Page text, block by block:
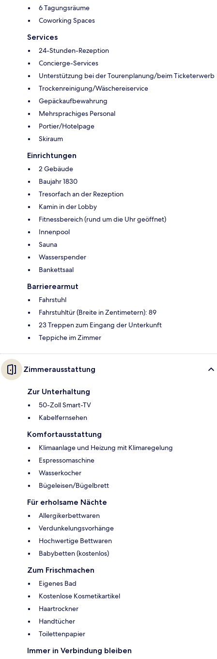
6 Tagungsräume
Coworking Spaces
Services
24-Stunden-Rezeption
Concierge-Services
Unterstützung bei der Tourenplanung/beim Ticketerwerb
Trockenreinigung/Wäschereiservice
Gepäckaufbewahrung
Mehrsprachiges Personal
Portier/Hotelpage
Skiraum
Einrichtungen
2 Gebäude
Baujahr 1830
Tresorfach an der Rezeption
Kamin in der Lobby
Fitnessbereich (rund um die Uhr geöffnet)
Innenpool
Sauna
Wasserspender
Bankettsaal
Barrierearmut
Fahrstuhl
Fahrstuhltür (Breite in Zentimetern): 89
23 Treppen zum Eingang der Unterkunft
Teppiche im Zimmer
Zimmerausstattung
Zur Unterhaltung
50-Zoll Smart-TV
Kabelfernsehen
Komfortausstattung
Klimaanlage und Heizung mit Klimaregelung
Espressomaschine
Wasserkocher
Bügeleisen/Bügelbrett
Für erholsame Nächte
Allergikerbettwaren
Verdunkelungsvorhänge
Hochwertige Bettwaren
Babybetten (kostenlos)
Zum Frischmachen
Eigenes Bad
Kostenlose Kosmetikartikel
Haartrockner
Handtücher
Toilettenpapier
Immer in Verbindung bleiben